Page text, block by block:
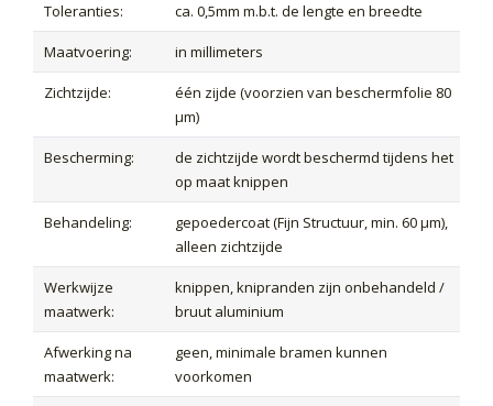
Toleranties: ca. 0,5mm m.b.t. de lengte en breedte
Maatvoering: in millimeters
Zichtzijde:
één zijde (voorzien van beschermfolie 80
µm)
Bescherming:
de zichtzijde wordt beschermd tijdens het
op maat knippen
Behandeling:
gepoedercoat (Fijn Structuur, min. 60 µm),
alleen zichtzijde
Werkwijze
maatwerk:
knippen, knipranden zijn onbehandeld /
bruut aluminium
Afwerking na
maatwerk:
geen, minimale bramen kunnen
voorkomen